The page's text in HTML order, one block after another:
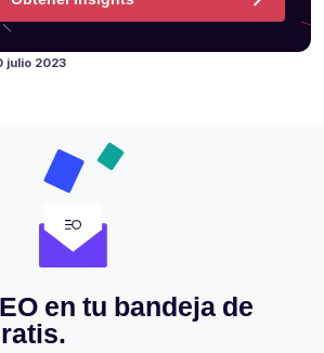
en
julio 2021
julio 2023
en tu bandeja de